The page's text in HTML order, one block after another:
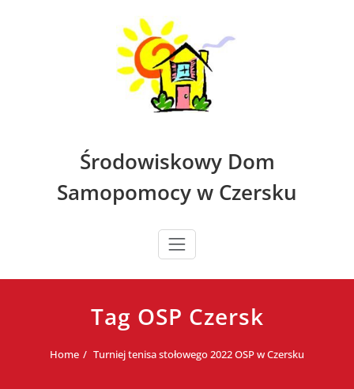
Środowiskowy Dom
Samopomocy w Czersku
Tag OSP Czersk
Home Turniej tenisa stołowego 2022 OSP w Czersku